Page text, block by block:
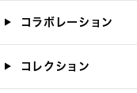
コラボレーション
コレクション